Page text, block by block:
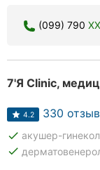
Полтава
Черкассы
Черновцы
Сумы
(099) 790
7'Я Clinic,
4.2 330
done акушер-
done